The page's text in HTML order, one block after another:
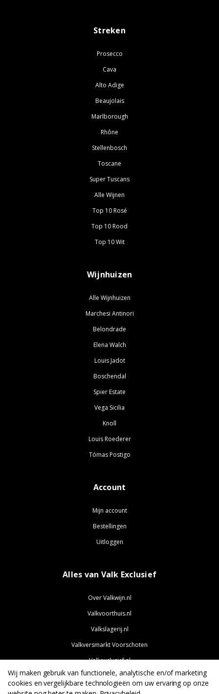
Streken
Prosecco
Cava
Alto Adige
Beaujolais
Marlborough
Rhône
Stellenbosch
Toscane
Super Tuscans
Alle Wijnen
Top 10 Rosé
Top 10 Rood
Top 10 Wit
Wijnhuizen
Alle Wijnhuizen
Marchesi Antinori
Belondrade
Elena Walch
Louis Jadot
Boschendal
Spier Estate
Vega Sicilia
Knoll
Louis Roederer
Tómas Postigo
Account
Mijn account
Bestellingen
Uitloggen
Alles van Valk Exclusief
Over Valkwijn.nl
Valkvoorthuis.nl
Valkslagerij.nl
Valkversmarkt Voorschoten
Valkexclusief.nl
Valkjobs.nl
Wij maken gebruik van functionele, analytische en/of marketing
cookies en vergelijkbare technologieën om uw ervaring op onze